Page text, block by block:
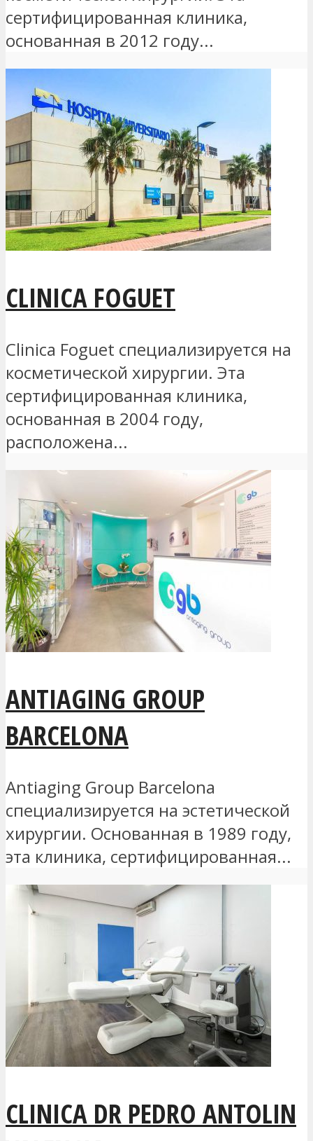
сертифицированная клиника,
основанная в 2012 году...
CLINICA FOGUET
Clinica Foguet специализируется на
косметической хирургии. Эта
сертифицированная клиника,
основанная в 2004 году,
расположена...
ANTIAGING GROUP
BARCELONA
Antiaging Group Barcelona
специализируется на эстетической
хирургии. Основанная в 1989 году,
эта клиника, сертифицированная...
CLINICA DR PEDRO ANTOLIN